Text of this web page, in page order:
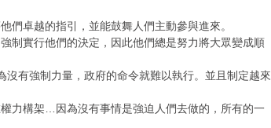
們卓越的指引，並能鼓舞人們主動參與進來。
制實行他們的決定，因此他們總是努力將大眾變成順
有強制力量，政府的命令就難以執行。並且制定越來
力構架…因為沒有事情是強迫人們去做的，所有的一